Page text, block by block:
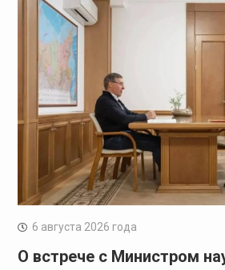
6 августа 2026 года
О встрече с Министром